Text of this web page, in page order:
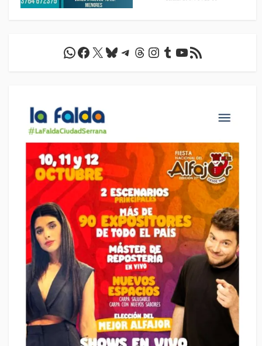
WhatsApp
Facebook
X Bluesky
Telegram
Threads
Instagram
Tumblr
YouTube
Feed RSS